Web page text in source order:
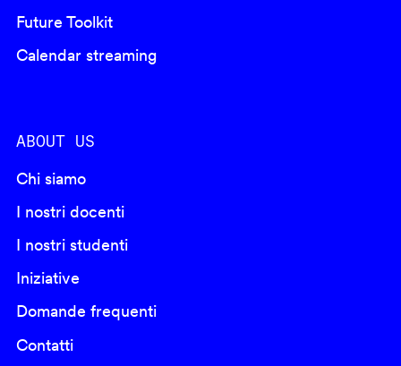
Future Toolkit
Calendar streaming
ABOUT US
Chi siamo
I nostri docenti
I nostri studenti
Iniziative
Domande frequenti
Contatti